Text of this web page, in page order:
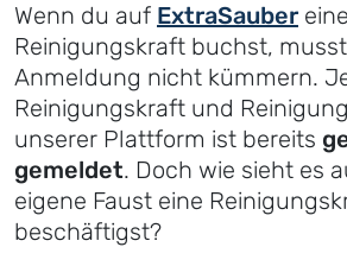
Wenn du auf ExtraSauber eine
Reinigungskraft buchst,
Anmeldung nicht kümmern.
Reinigungskraft und
unserer Plattform ist bereits
gemeldet. Doch wie sieht es
eigene Faust eine
beschäftigst?